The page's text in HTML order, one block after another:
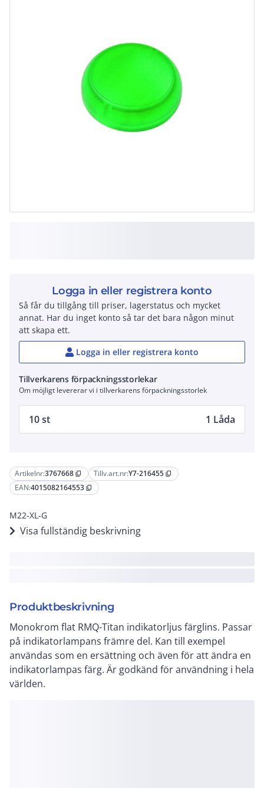
Artikelnr:3767668 content_copy Tillv.art.nr:Y7-216455 content_copy
EAN:4015082164553 content_copy
M22-XL-G
Visa fullständig beskrivning
Produktbeskrivning
Monokrom flat RMQ-Titan indikatorljus färglins. Passar
på indikatorlampans främre del. Kan till exempel
användas som en ersättning och även för att ändra en
indikatorlampas färg. Är godkänd för användning i hela
världen.
Logga in eller registrera konto
Så får du tillgång till priser, lagerstatus och mycket
annat. Har du inget konto så tar det bara någon minut
att skapa ett.
Logga in eller registrera konto
Tillverkarens förpackningsstorlekar
Om möjligt levererar vi i tillverkarens förpackningsstorlek
10 st 1 Låda